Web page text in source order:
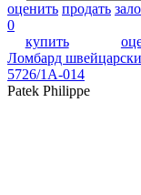
оценить продать
0
купить
Ломбард
5726/1A-014
Patek Philippe